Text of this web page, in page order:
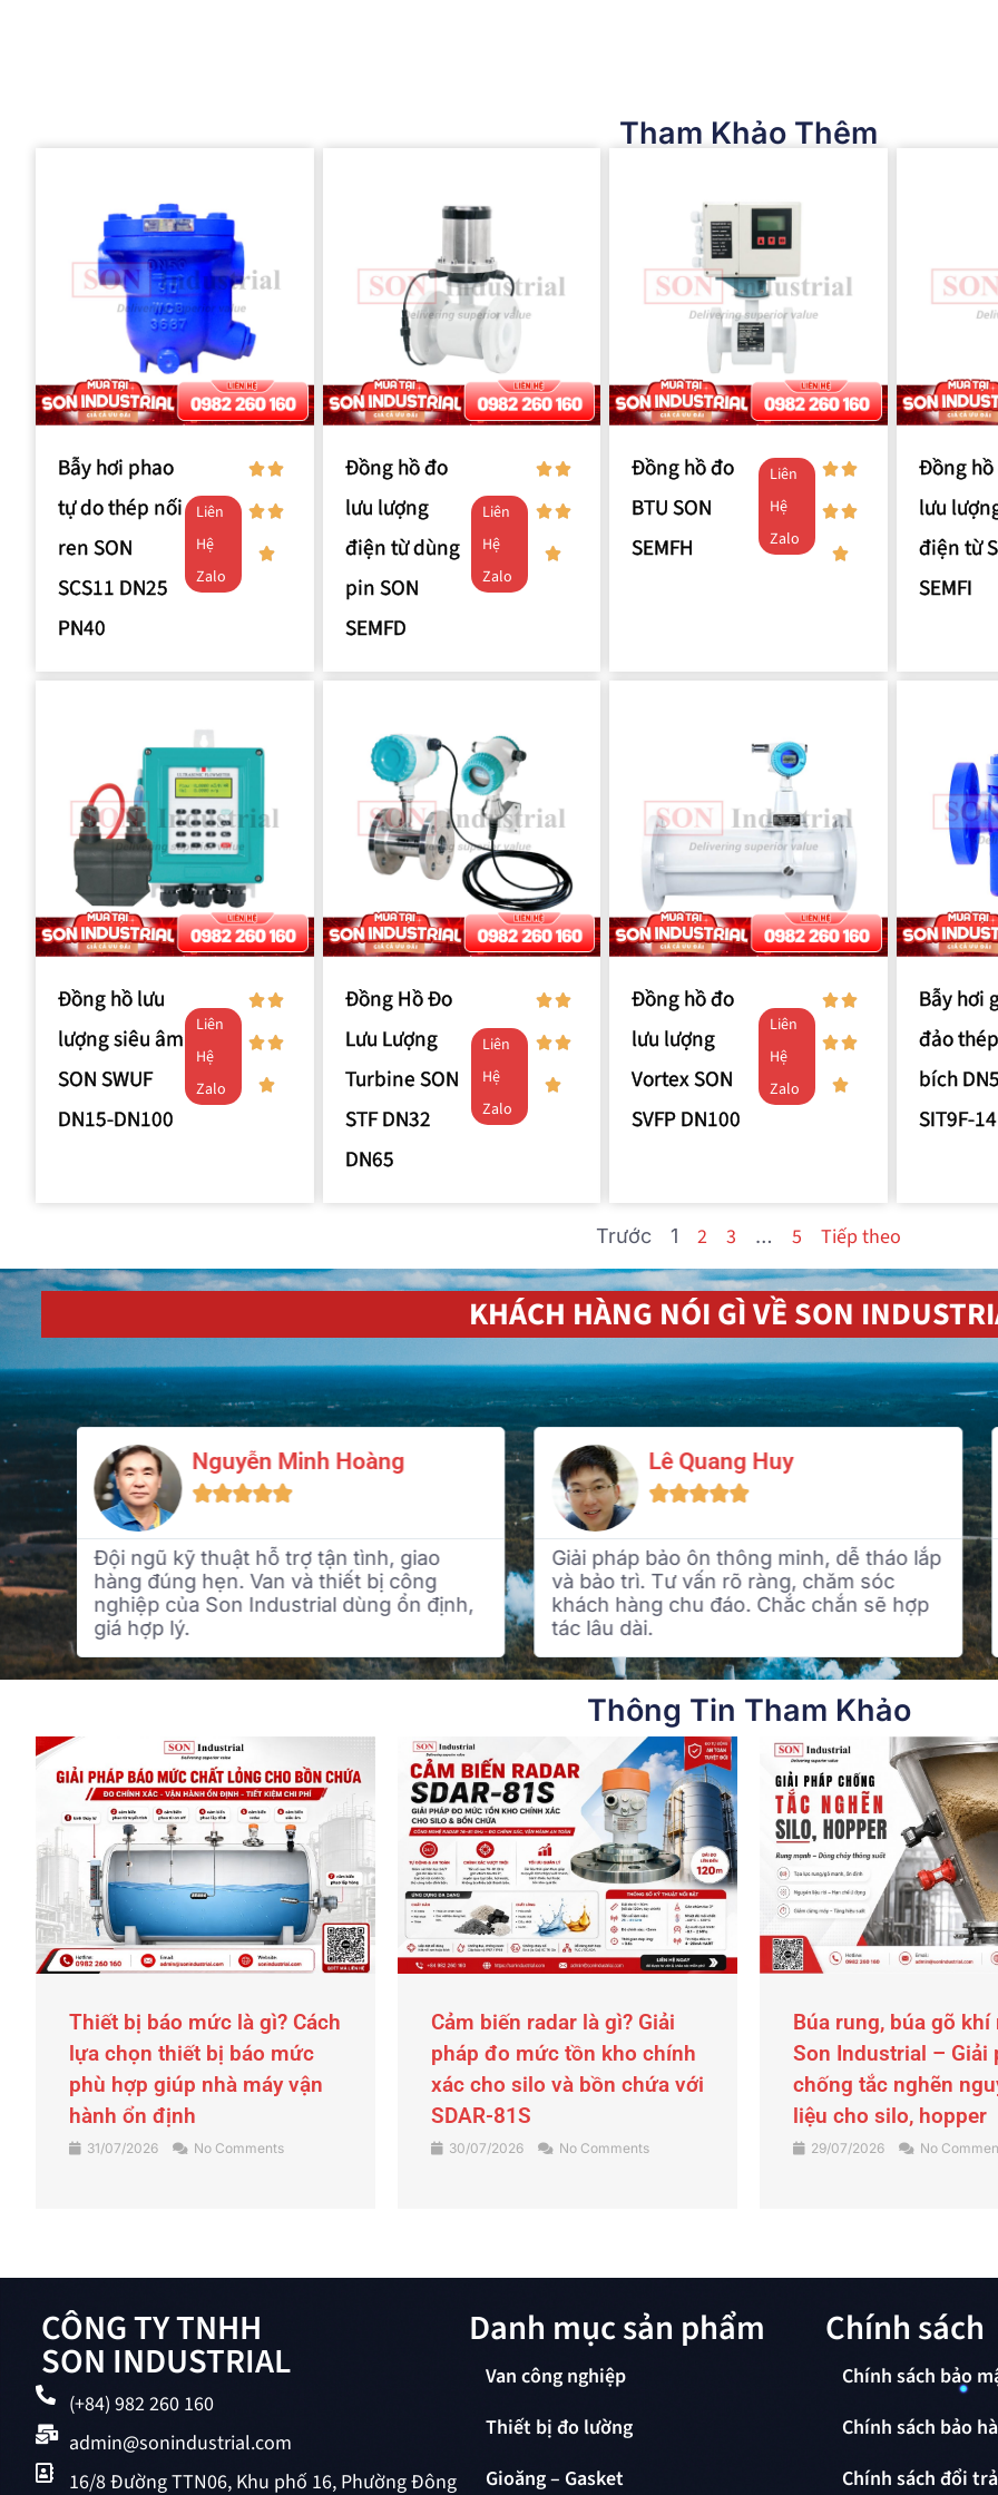
Tham Khảo Thêm
Bẫy hơi phao
tự do thép nối
ren SON
SCS11 DN25
PN40
Liên
Hệ
Zalo
Đồng hồ đo
lưu lượng
điện từ dùng
pin SON
SEMFD
Liên
Hệ
Zalo
Đồng hồ đo
BTU SON
SEMFH
Liên
Hệ
Zalo
Đồng
lưu
điện từ
SEMFI
Đồng hồ lưu
lượng siêu âm
SON SWUF
DN15-DN100
Liên
Hệ
Zalo
Đồng Hồ Đo
Lưu Lượng
Turbine SON
STF DN32
DN65
Liên
Hệ
Zalo
Đồng hồ đo
lưu lượng
Vortex SON
SVFP DN100
Liên
Hệ
Zalo
Bẫy hơi
đảo
bích
SIT9F-14
Trước 1 2 3 … 5 Tiếp theo
KHÁCH HÀNG NÓI GÌ VỀ SON
Lê Quang Huy

Giải pháp bảo ôn thông minh, dễ tháo lắp
và bảo trì. Tư vấn rõ ràng, chăm sóc
khách hàng chu đáo. Chắc chắn sẽ hợp
tác lâu dài.
Phạm Văn Dũng

Dịch vụ chuyên nghiệp, sản phẩm bảo
ôn chất lượng. Sau khi lắp đặt tiết kiệm
được chi phí năng lượng đáng kể. Rất hài
lòng!
Thông Tin Tham Khảo
Cảm biến radar là gì? Giải
pháp đo mức tồn kho chính
xác cho silo và bồn chứa với
SDAR-81S
30/07/2026 No Comments
Búa rung, búa gõ khí nén
Son Industrial – Giải pháp
chống tắc nghẽn nguyên
liệu cho silo, hopper
29/07/2026 No Comments
Tấm bảo ôn cách
SONCLAD cho trục
ép nhựa
23/07/2026 No
CÔNG TY TNHH
SON INDUSTRIAL
(+84) 982 260 160
admin@sonindustrial.com
16/8 Đường TTN06, Khu phố 16, Phường Đông
Danh mục sản phẩm
Van công nghiệp
Thiết bị đo lường
Gioăng – Gasket
Chính sách
Chính sách bảo
Chính sách bảo
Chính sách đổi